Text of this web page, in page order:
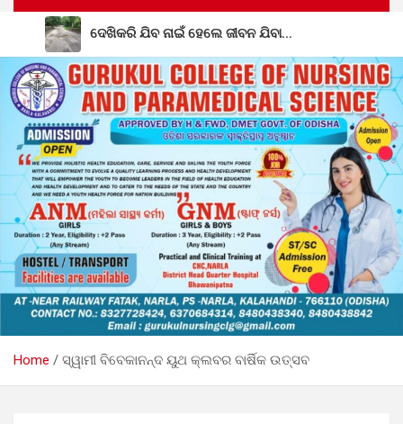
ଦେଖିକରି ଯିବ ନାଇଁ ହେଲେ ଜୀବନ ଯିବା…
ନିଖୋଜ ମହିଳାଙ୍କ ଗଳିତ ଶବ ଉଦ୍ଧାର; ତଦନ୍ତ ଜାରି
ବାଘଶାଳା ରାଧାକାନ୍ତ ମଠ ମହନ୍ତ ଭାବେ ଦାୟିତ୍ୱ ନେଲେ ଗୋପାଳ
ଦାସଜୀ ମହାରାଜ
ନିୟତି ମାନସିକ ଅନଗ୍ରସର ବିଦ୍ୟାଳୟରେ ବନ-ମହୋତ୍ସଵ
କାର୍ଯ୍ୟକ୍ରମ ଅନୁଷ୍ଠିତ
ଜିଲ୍ଲାସ୍ତରୀୟ ୮୦ତମ ସ୍ୱାଧୀନତା ଦିବସ ପାଳନ ଉପଲକ୍ଷେ ବିଭିନ୍ନ
ପ୍ରତିଯୋଗିତା ଅନୁଷ୍ଠିତ
Home ସ୍ୱାମୀ ବିବେକାନନ୍ଦ ୟୁଥ କ୍ଲବର ବାର୍ଷିକ ଉତ୍ସବ